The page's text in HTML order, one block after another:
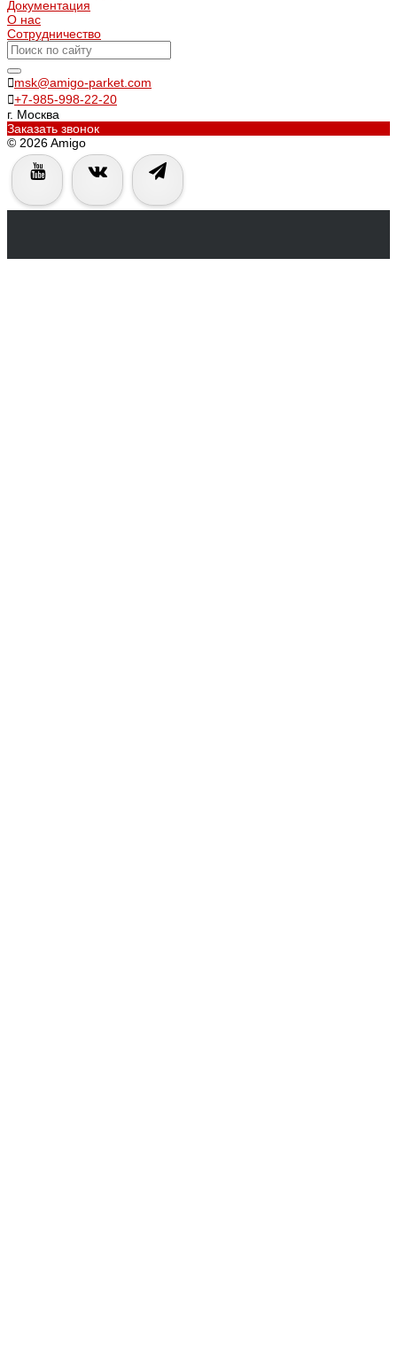
Документация
О нас
Сотрудничество
msk@amigo-parket.com
+7-985-998-22-20
г. Москва
Заказать звонок
© 2026 Amigo